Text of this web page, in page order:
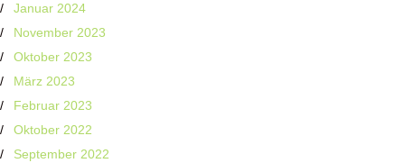
Januar 2024
November 2023
Oktober 2023
März 2023
Februar 2023
Oktober 2022
September 2022